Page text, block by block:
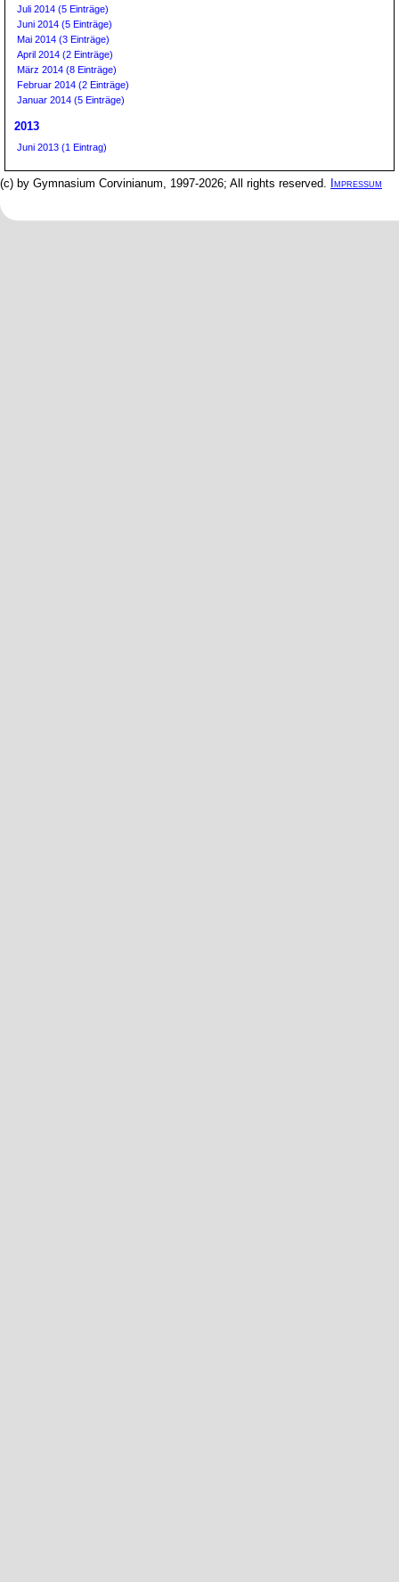
Juli 2014 (5 Einträge)
Juni 2014 (5 Einträge)
Mai 2014 (3 Einträge)
April 2014 (2 Einträge)
März 2014 (8 Einträge)
Februar 2014 (2 Einträge)
Januar 2014 (5 Einträge)
2013
Juni 2013 (1 Eintrag)
(c) by Gymnasium Corvinianum, 1997-2026; All rights reserved. Impressum